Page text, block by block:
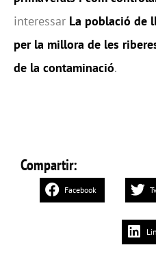
interessar La població de
per la millora de les
de la contaminació.
Compartir:
Facebook